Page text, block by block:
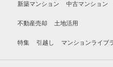
新築マンション 中古マンション
不動産売却 土地活用
特集 引越し マンションライブ